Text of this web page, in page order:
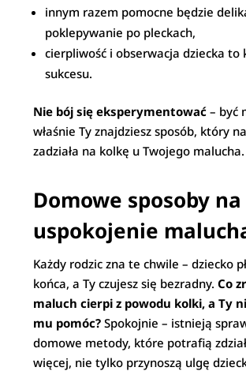
innym razem pomocne będzie
poklepywanie po pleckach,
cierpliwość i obserwacja dziecka to
sukcesu.
Nie bój się eksperymentować – być
właśnie Ty znajdziesz sposób, który
zadziała na kolkę u Twojego malucha.
Domowe sposoby na
uspokojenie
Każdy rodzic zna te chwile – dziecko
końca, a Ty czujesz się bezradny.Co
maluch cierpi z powodu kolki, a Ty
mu pomóc? Spokojnie – istnieją
domowe metody, które potrafią
więcej, nie tylko przynoszą ulgę